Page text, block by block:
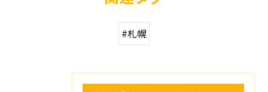
#札幌